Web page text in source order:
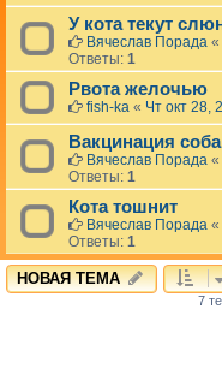
У кота текут
Вячеслав Порада «
Ответы: 1
Рвота желочью
fish-ka « Чт окт 28,
Вакцинация
Вячеслав Порада «
Ответы: 1
Кота тошнит
Вячеслав Порада «
Ответы: 1
НОВАЯ ТЕМА
7